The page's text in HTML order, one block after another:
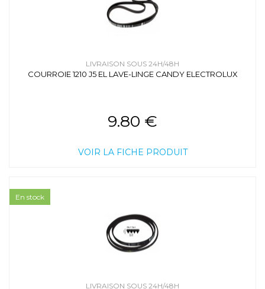
LIVRAISON SOUS 24H/48H
COURROIE 1210 J5 EL LAVE-LINGE CANDY ELECTROLUX
9.80 €
VOIR LA FICHE PRODUIT
LIVRAISON SOUS 24H/48H
En stock